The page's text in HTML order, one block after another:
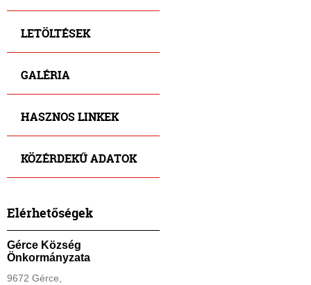
LETÖLTÉSEK
GALÉRIA
HASZNOS LINKEK
KÖZÉRDEKŰ ADATOK
Elérhetőségek
Gérce Község
Önkormányzata
9672 Gérce,